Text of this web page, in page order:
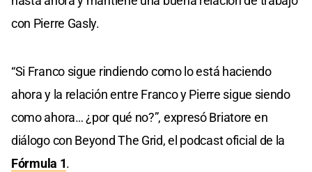
con Pierre Gasly.
“Si Franco sigue rindiendo como lo está haciendo
ahora y la relación entre Franco y Pierre sigue siendo
como ahora… ¿por qué no?”, expresó Briatore en
diálogo con Beyond The Grid, el podcast oficial de la
Fórmula 1.